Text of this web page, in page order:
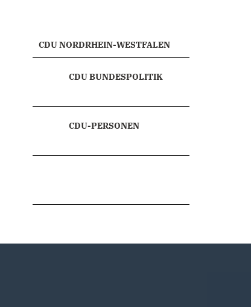
CDU NORDRHEIN-WESTFALEN
CDU BUNDESPOLITIK
CDU-PERSONEN